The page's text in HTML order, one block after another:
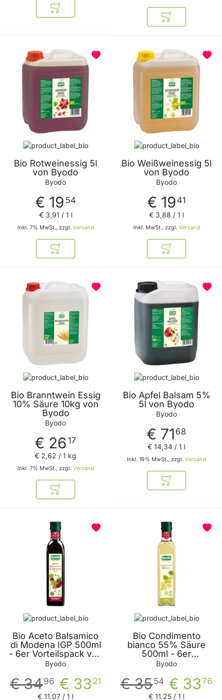
In den Warenkorb
In den
Bio Rotweinessig 5l
von Byodo
Byodo
€ 19 54
Inkl. 7% MwSt., zzgl. Versand
€ 3,91 / 1 l
In den Warenkorb
Bio Weißweinessig 5l
von Byodo
Byodo
€ 19 41
Inkl. MwSt., zzgl. Versand
€ 3,88 / 1 l
In den
Bio Branntwein Essig
10% Säure 10kg von
Byodo
Byodo
€ 26 17
Inkl. 7% MwSt., zzgl. Versand
€ 2,62 / 1 kg
In den Warenkorb
Bio Apfel Balsam 5%
5l von Byodo
Byodo
€ 71 68
Inkl. 19% MwSt., zzgl. Versand
€ 14,34 / 1 l
In den
Bio Aceto Balsamico
di Modena IGP 500ml
- 6er Vorteilspack von
Byodo
Byodo
€ 33 21
€ 3496
€ 11,07 / 1 l
Bio Condimento
bianco 55% Säure
500ml - 6er
Vorteilspack von
Byodo
Byodo
€ 3376
€ 3554
€ 11,25 / 1 l